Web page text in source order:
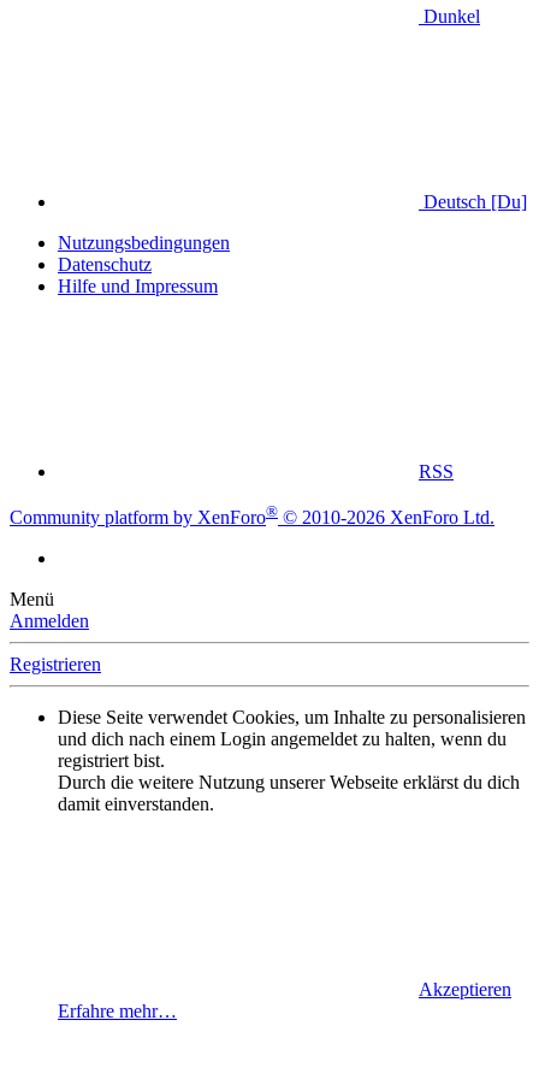
Dunkel
Deutsch [Du]
Nutzungsbedingungen
Datenschutz
Hilfe und Impressum
RSS
Community platform by XenForo® © 2010-2026 XenForo Ltd.
Menü
Anmelden
Registrieren
Diese Seite verwendet Cookies, um Inhalte zu personalisieren
und dich nach einem Login angemeldet zu halten, wenn du
registriert bist.
Durch die weitere Nutzung unserer Webseite erklärst du dich
damit einverstanden.
Akzeptieren
Erfahre mehr…